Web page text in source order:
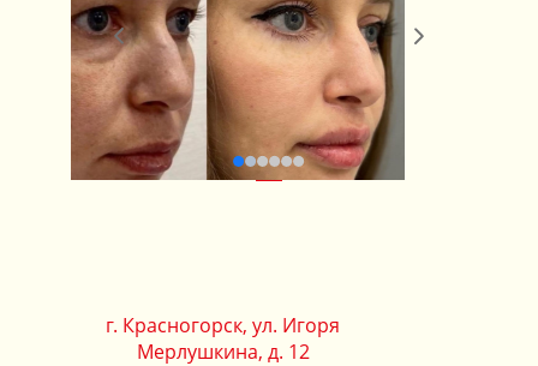
г. Красногорск, ул. Игоря
Мерлушкина, д. 12